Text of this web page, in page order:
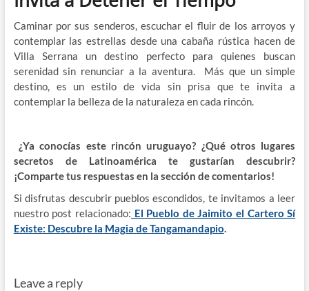
Caminar por sus senderos, escuchar el fluir de los arroyos y
contemplar las estrellas desde una cabaña rústica hacen de
Villa Serrana un destino perfecto para quienes buscan
serenidad sin renunciar a la aventura.
Más que un simple
destino, es un estilo de vida sin prisa que te invita a
contemplar la belleza de la naturaleza en cada rincón.
¿Ya conocías este rincón uruguayo? ¿Qué otros lugares
secretos de Latinoamérica te gustarían descubrir?
¡Comparte tus respuestas en la sección de comentarios!
Si disfrutas descubrir pueblos escondidos, te invitamos a leer
nuestro post relacionado: El Pueblo de Jaimito el Cartero Sí
Existe: Descubre la Magia de Tangamandapio.
Leave a reply